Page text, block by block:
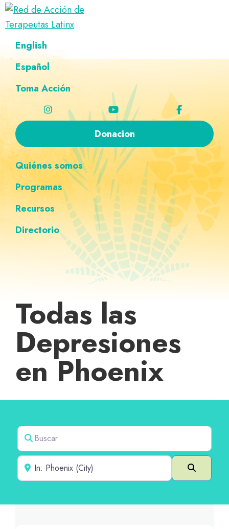
Saltar
navegación
principal
Ir
al
principal
Saltar
al
página
Saltar
navegación
personalizada
Red
de
Acción
de
Latinx
Directorio
terapeutas
Latinx
English
Español
Toma Acción
Donacion
Quiénes somos
Programas
Recursos
Directorio
Todas las
Depresiones
en Phoenix
Buscar
Cerca de
Buscar